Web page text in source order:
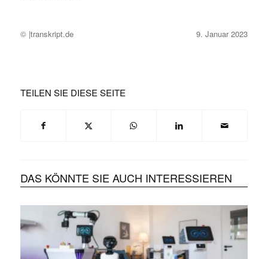
© |transkript.de 9. Januar 2023
TEILEN SIE DIESE SEITE
DAS KÖNNTE SIE AUCH INTERESSIEREN